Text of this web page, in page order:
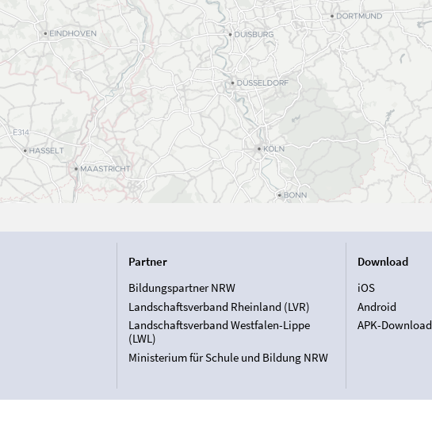
Partner
Bildungspartner NRW
Landschaftsverband Rheinland (LVR)
Landschaftsverband Westfalen-Lippe
(LWL)
Ministerium für Schule und Bildung NRW
Download
iOS
Android
APK-Download